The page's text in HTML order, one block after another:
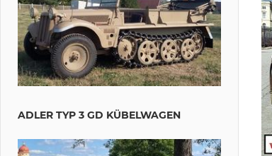
ADLER TYP 3 GD KÜBELWAGEN